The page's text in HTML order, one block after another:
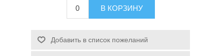
Спасательные средства
В КОРЗИНУ
Добавить в список пожеланий